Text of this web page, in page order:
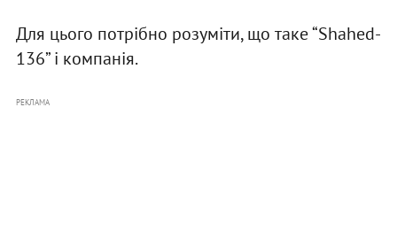
Для цього потрібно розуміти, що таке “Shahed-
136” і компанія.
РЕКЛАМА